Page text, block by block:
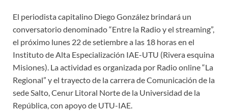
El periodista capitalino Diego González brindará un
conversatorio denominado “Entre la Radio y el streaming”,
el próximo lunes 22 de setiembre a las 18 horas en el
Instituto de Alta Especialización IAE-UTU (Rivera esquina
Misiones). La actividad es organizada por Radio online “La
Regional” y el trayecto de la carrera de Comunicación de la
sede Salto, Cenur Litoral Norte de la Universidad de la
República, con apoyo de UTU-IAE.